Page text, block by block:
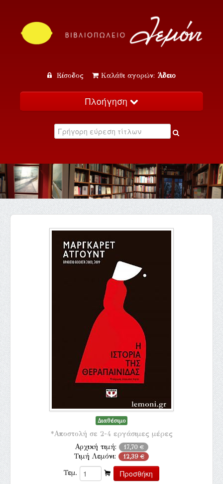
Είσοδος Καλάθι αγορών: Άδειο
Πλοήγηση
Κατάλογος
Εκδηλώσεις
Επικοινωνία
Διαθέσιμο
*Αποστολή σε 2-4 εργάσιμες μέρες
Αρχική τιμή: 17,70 €
Τιμή Λεμόνι: 12,39 €
Τεμ.